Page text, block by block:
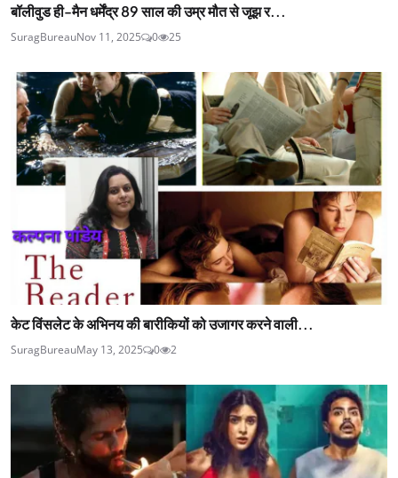
बॉलीवुड ही-मैन धर्मेंद्र 89 साल की उम्र मौत से जूझ र...
SuragBureauNov 11, 2025 0 25
केट विंसलेट के अभिनय की बारीकियों को उजागर करने वाली...
SuragBureauMay 13, 2025 0 2